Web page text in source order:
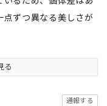
点ずつ異なる美しさが
る
通報する